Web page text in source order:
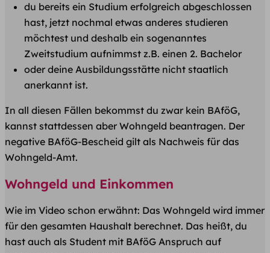
du bereits ein Studium erfolgreich abgeschlossen
hast, jetzt nochmal etwas anderes studieren
möchtest und deshalb ein sogenanntes
Zweitstudium aufnimmst z.B. einen 2. Bachelor
oder deine Ausbildungsstätte nicht staatlich
anerkannt ist.
In all diesen Fällen bekommst du zwar kein BAföG,
kannst stattdessen aber Wohngeld beantragen. Der
negative BAföG-Bescheid gilt als Nachweis für das
Wohngeld-Amt.
Wohngeld und Einkommen
Wie im Video schon erwähnt: Das Wohngeld wird immer
für den gesamten Haushalt berechnet. Das heißt, du
hast auch als Student mit BAföG Anspruch auf